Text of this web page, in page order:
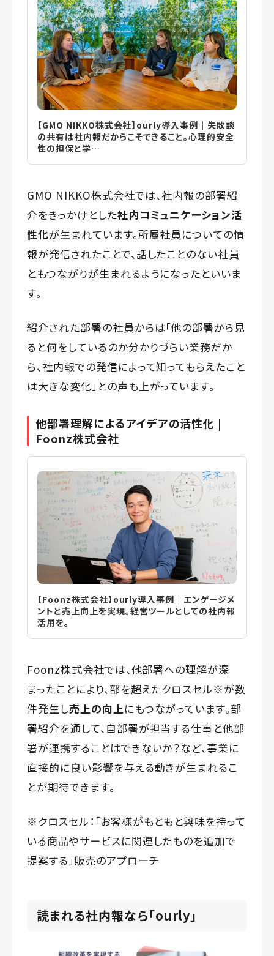
【GMO NIKKO株式会社】ourly導入事例｜失敗談
の共有は社内報だからこそできること。心理的安全
性の担保と学…
GMO NIKKO株式会社では、社内報の部署紹
介をきっかけとした社内コミュニケーション活
性化が生まれています。所属社員についての情
報が発信されたことで、話したことのない社員
ともつながりが生まれるようになったといいま
す。
紹介された部署の社員からは「他の部署から見
ると何をしているのか分かりづらい業務だか
ら、社内報での発信によって知ってもらえたこと
は大きな変化」との声も上がっています。
他部署理解によるアイデアの活性化 |
Foonz株式会社
【Foonz株式会社】ourly導入事例｜エンゲージメ
ントと売上向上を実現。経営ツールとしての社内報
活用を。
Foonz株式会社では、他部署への理解が深
まったことにより、部を超えたクロスセル※が数
件発生し売上の向上にもつながっています。部
署紹介を通して、自部署が担当する仕事と他部
署が連携することはできないか？など、事業に
直接的に良い影響を与える動きが生まれるこ
とが期待できます。
※クロスセル：「お客様がもともと興味を持って
いる商品やサービスに関連したものを追加で
提案する」販売のアプローチ
読まれる社内報なら「ourly」